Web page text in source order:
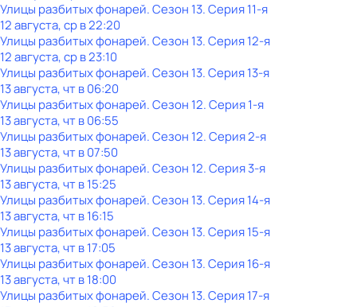
Улицы разбитых фонарей. Сезон 13. Серия 11-я
12 августа, ср в 22:20
Улицы разбитых фонарей. Сезон 13. Серия 12-я
12 августа, ср в 23:10
Улицы разбитых фонарей. Сезон 13. Серия 13-я
13 августа, чт в 06:20
Улицы разбитых фонарей. Сезон 12. Серия 1-я
13 августа, чт в 06:55
Улицы разбитых фонарей. Сезон 12. Серия 2-я
13 августа, чт в 07:50
Улицы разбитых фонарей. Сезон 12. Серия 3-я
13 августа, чт в 15:25
Улицы разбитых фонарей. Сезон 13. Серия 14-я
13 августа, чт в 16:15
Улицы разбитых фонарей. Сезон 13. Серия 15-я
13 августа, чт в 17:05
Улицы разбитых фонарей. Сезон 13. Серия 16-я
13 августа, чт в 18:00
Улицы разбитых фонарей. Сезон 13. Серия 17-я